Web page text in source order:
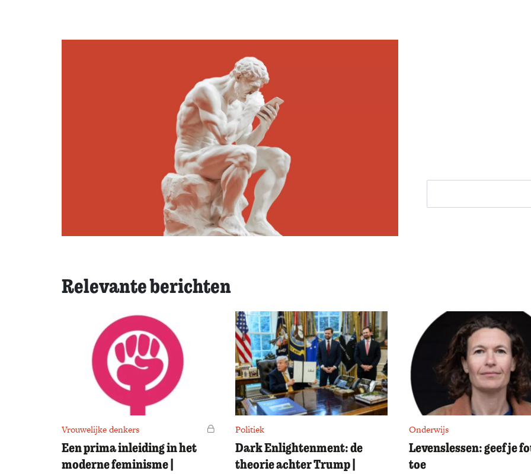
Relevante berichten
Vrouwelijke denkers Voor leden
Een prima inleiding in het
moderne feminisme |
Politiek
Dark Enlightenment: de
theorie achter Trump |
Onderwijs
Levenslessen: geef je
toe